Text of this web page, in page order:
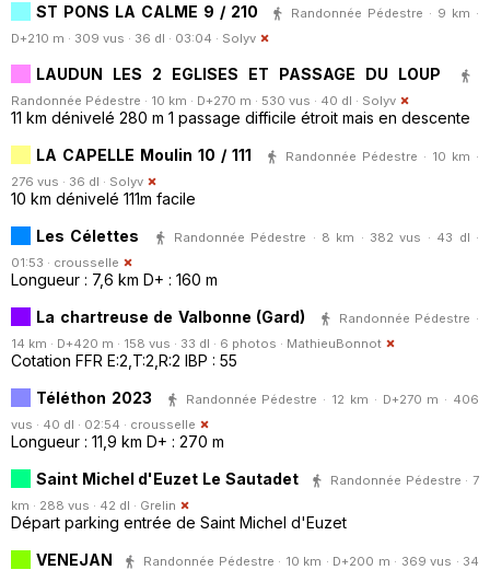
ST PONS LA CALME 9 / 210
Randonnée Pédestre · 9 km ·
D+210 m · 309 vus · 36 dl · 03:04 · Solyv
LAUDUN LES 2 EGLISES ET PASSAGE DU LOUP
Randonnée Pédestre · 10 km · D+270 m · 530 vus · 40 dl · Solyv
11 km dénivelé 280 m 1 passage difficile étroit mais en descente
LA CAPELLE Moulin 10 / 111
Randonnée Pédestre · 10 km ·
276 vus · 36 dl · Solyv
10 km dénivelé 111m facile
Les Célettes
Randonnée Pédestre · 8 km · 382 vus · 43 dl ·
01:53 · crousselle
Longueur : 7,6 km D+ : 160 m
La chartreuse de Valbonne (Gard)
Randonnée Pédestre ·
14 km · D+420 m · 158 vus · 33 dl · 6 photos · MathieuBonnot
Cotation FFR E:2,T:2,R:2 IBP : 55
Téléthon 2023
Randonnée Pédestre · 12 km · D+270 m · 406
vus · 40 dl · 02:54 · crousselle
Longueur : 11,9 km D+ : 270 m
Saint Michel d'Euzet Le Sautadet
Randonnée Pédestre · 7
km · 288 vus · 42 dl · Grelin
Départ parking entrée de Saint Michel d'Euzet
VENEJAN
Randonnée Pédestre · 10 km · D+200 m · 369 vus · 34